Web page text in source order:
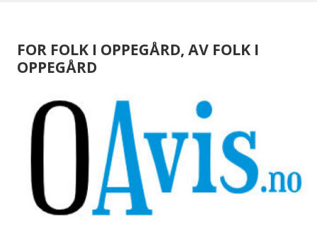
FOR FOLK I OPPEGÅRD, AV FOLK I
OPPEGÅRD